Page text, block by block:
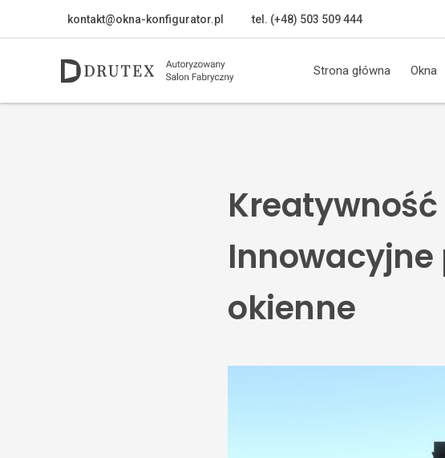
kontakt@okna-konfigurator.pl tel. (+48) 503 509 444
Strona główna Okna
Innowacyjne
okienne